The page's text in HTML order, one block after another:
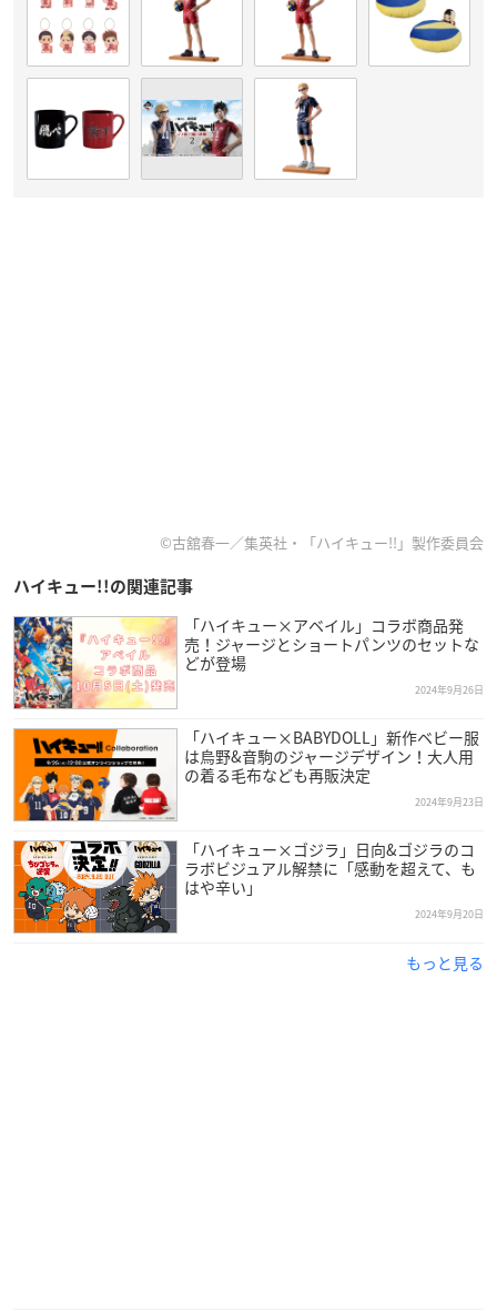
©古舘春一／集英社・「ハイキュー!!」製作委員会
ハイキュー!!の関連記事
「ハイキュー×アベイル」コラボ商品発
売！ジャージとショートパンツのセットな
どが登場
2024年9月26日
「ハイキュー×BABYDOLL」新作ベビー服
は烏野&音駒のジャージデザイン！大人用
の着る毛布なども再販決定
2024年9月23日
「ハイキュー×ゴジラ」日向&ゴジラのコ
ラボビジュアル解禁に「感動を超えて、も
はや辛い」
2024年9月20日
もっと見る